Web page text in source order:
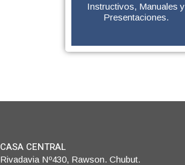
Instructivos, Manuales y
Presentaciones.
CASA CENTRAL
Rivadavia Nº430, Rawson. Chubut.